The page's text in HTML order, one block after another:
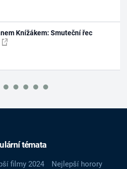
Knížákem: Smuteční řec
témata
filmy 2024
Nejlepší horory